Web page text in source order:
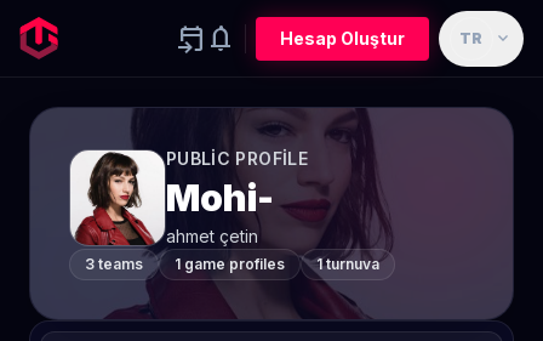
event_upcoming notifications Hesap Oluştur TR expand_more
PUBLIC PROFILE
Mohi-
ahmet çetin
3 teams 1 game profiles 1 turnuva